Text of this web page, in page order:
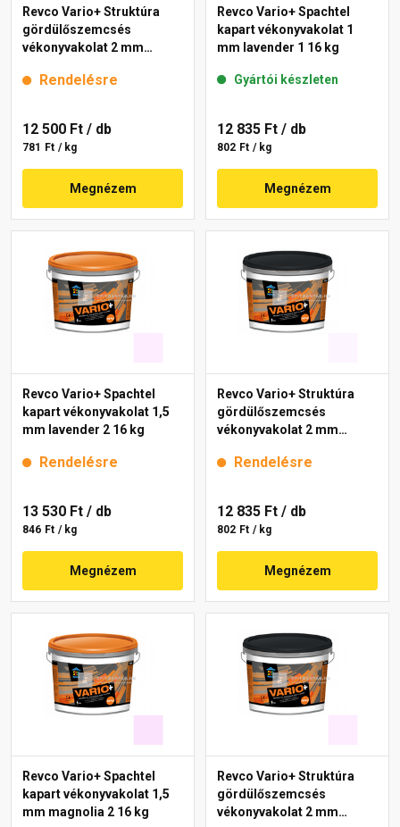
Revco Vario+ Struktúra
gördülőszemcsés
vékonyvakolat 2 mm
Rendelésre
12 500 Ft / db
781 Ft / kg
Megnézem
Revco Vario+ Spachtel
kapart vékonyvakolat 1
mm lavender 1 16 kg
Gyártói készleten
12 835 Ft / db
802 Ft / kg
Megnézem
Revco Vario+ Spachtel
kapart vékonyvakolat 1,5
mm lavender 2 16 kg
Rendelésre
13 530 Ft / db
846 Ft / kg
Megnézem
Revco Vario+ Struktúra
gördülőszemcsés
vékonyvakolat 2 mm
Rendelésre
12 835 Ft / db
802 Ft / kg
Megnézem
Revco Vario+ Spachtel
kapart vékonyvakolat 1,5
mm magnolia 2 16 kg
Revco Vario+ Struktúra
gördülőszemcsés
vékonyvakolat 2 mm